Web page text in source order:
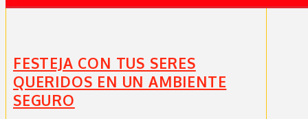
FESTEJA CON TUS SERES
QUERIDOS EN UN AMBIENTE
SEGURO